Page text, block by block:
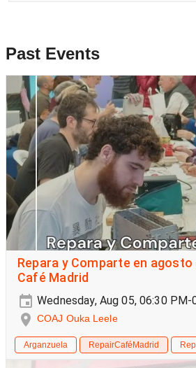
Past Events
Repara y Comparte en agosto
Café Madrid
Wednesday, Aug 05, 06:30 PM-
COAJ Ouka Leele
Arganzuela RepairCaféMadrid